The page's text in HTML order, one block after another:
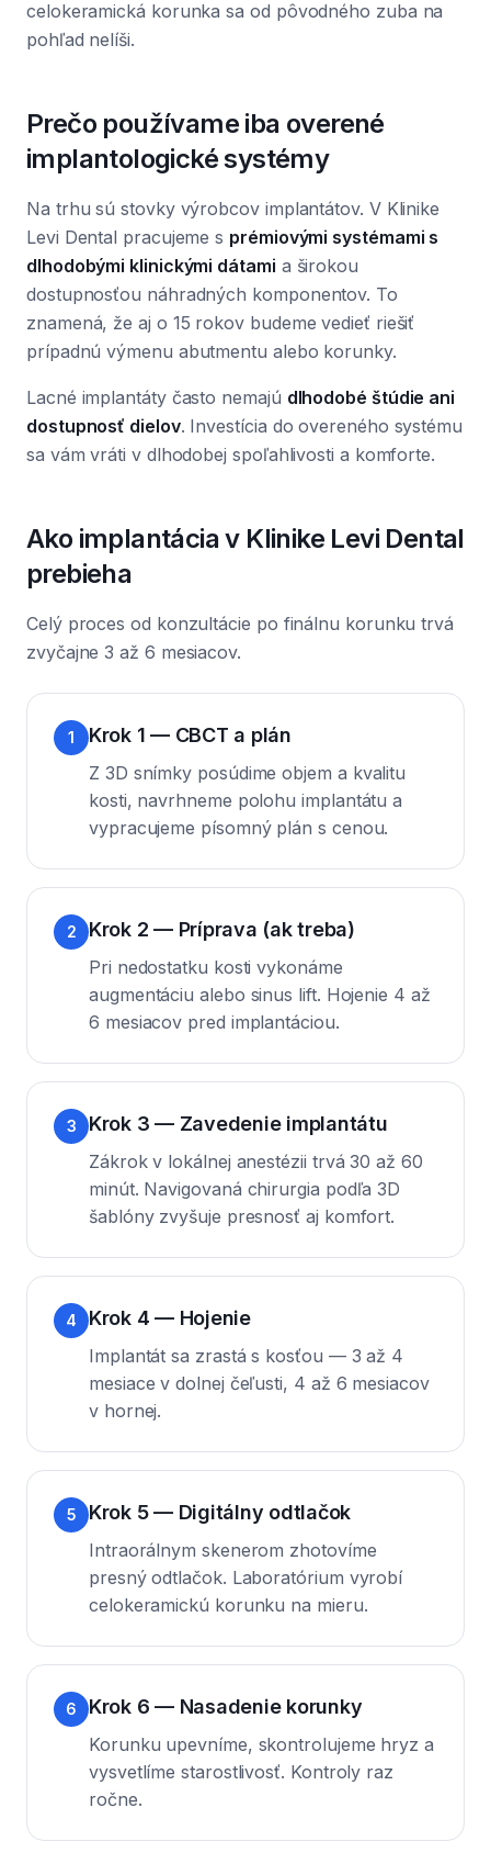
celokeramická korunka sa od pôvodného zuba na
pohľad nelíši.
Prečo používame iba overené
implantologické systémy
Na trhu sú stovky výrobcov implantátov. V Klinike
Levi Dental pracujeme s prémiovými systémami s
dlhodobými klinickými dátami a širokou
dostupnosťou náhradných komponentov. To
znamená, že aj o 15 rokov budeme vedieť riešiť
prípadnú výmenu abutmentu alebo korunky.
Lacné implantáty často nemajú dlhodobé štúdie ani
dostupnosť dielov. Investícia do overeného systému
sa vám vráti v dlhodobej spoľahlivosti a komforte.
Ako implantácia v Klinike Levi Dental
prebieha
Celý proces od konzultácie po finálnu korunku trvá
zvyčajne 3 až 6 mesiacov.
1 Krok 1 — CBCT a plán
Z 3D snímky posúdime objem a kvalitu
kosti, navrhneme polohu implantátu a
vypracujeme písomný plán s cenou.
2 Krok 2 — Príprava (ak treba)
Pri nedostatku kosti vykonáme
augmentáciu alebo sinus lift. Hojenie 4 až
6 mesiacov pred implantáciou.
3 Krok 3 — Zavedenie implantátu
Zákrok v lokálnej anestézii trvá 30 až 60
minút. Navigovaná chirurgia podľa 3D
šablóny zvyšuje presnosť aj komfort.
4 Krok 4 — Hojenie
Implantát sa zrastá s kosťou — 3 až 4
mesiace v dolnej čeľusti, 4 až 6 mesiacov
v hornej.
5 Krok 5 — Digitálny odtlačok
Intraorálnym skenerom zhotovíme
presný odtlačok. Laboratórium vyrobí
celokeramickú korunku na mieru.
6 Krok 6 — Nasadenie korunky
Korunku upevníme, skontrolujeme hryz a
vysvetlíme starostlivosť. Kontroly raz
ročne.